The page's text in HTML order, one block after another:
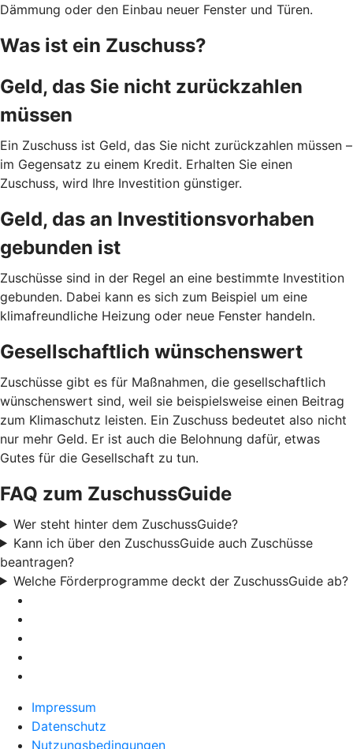
Dämmung oder den Einbau neuer Fenster und Türen.
Was ist ein Zuschuss?
Geld, das Sie nicht zurückzahlen
müssen
Ein Zuschuss ist Geld, das Sie nicht zurückzahlen müssen –
im Gegensatz zu einem Kredit. Erhalten Sie einen
Zuschuss, wird Ihre Investition günstiger.
Geld, das an Investitionsvorhaben
gebunden ist
Zuschüsse sind in der Regel an eine bestimmte Investition
gebunden. Dabei kann es sich zum Beispiel um eine
klimafreundliche Heizung oder neue Fenster handeln.
Gesellschaftlich wünschenswert
Zuschüsse gibt es für Maßnahmen, die gesellschaftlich
wünschenswert sind, weil sie beispielsweise einen Beitrag
zum Klimaschutz leisten. Ein Zuschuss bedeutet also nicht
nur mehr Geld. Er ist auch die Belohnung dafür, etwas
Gutes für die Gesellschaft zu tun.
FAQ zum ZuschussGuide
Wer steht hinter dem ZuschussGuide?
Kann ich über den ZuschussGuide auch Zuschüsse
beantragen?
Welche Förderprogramme deckt der ZuschussGuide ab?
Impressum
Datenschutz
Nutzungsbedingungen